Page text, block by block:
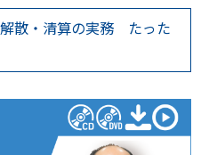
散・清算の実務 たった